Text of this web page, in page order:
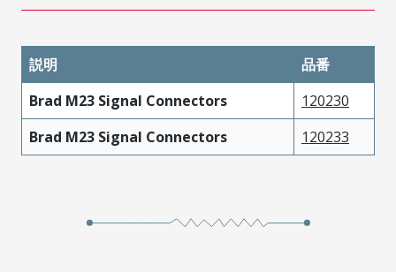
説明
品番
Brad M23 Signal Connectors
120230
Brad M23 Signal Connectors
120233